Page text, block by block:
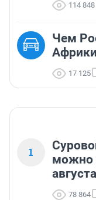
114 848
Чем
17 125
1
можно
78 864